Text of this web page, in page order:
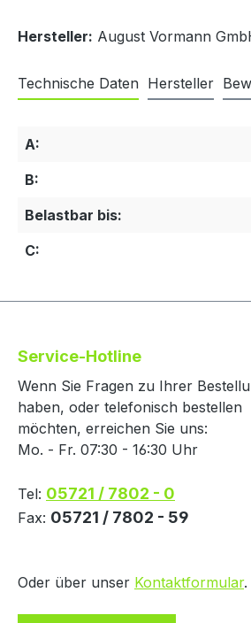
Hersteller: August Vormann
Technische Daten Hersteller
A:
B:
Belastbar bis:
C:
Service-Hotline
Wenn Sie Fragen zu Ihrer
haben, oder telefonisch bestellen
möchten, erreichen Sie uns:
Mo. - Fr. 07:30 - 16:30 Uhr
Tel: 05721 / 7802 - 0
Fax: 05721 / 7802 - 59
Oder über unser Kontaktformular.